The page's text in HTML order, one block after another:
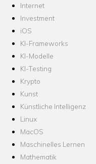
Internet
Investment
iOS
KI-Frameworks
KI-Modelle
KI-Testing
Krypto
Kunst
Künstliche Intelligenz
Linux
MacOS
Maschinelles Lernen
Mathematik